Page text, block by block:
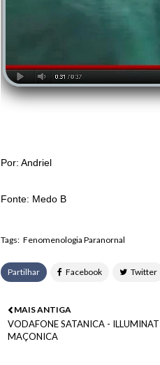
Por: Andriel
Fonte: Medo B
Tags: Fenomenologia Paranornal
Partilhar
MAIS ANTIGA
VODAFONE SATANICA -
MAÇONICA